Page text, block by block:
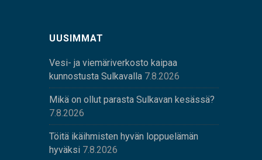
UUSIMMAT
Vesi- ja viemäriverkosto kaipaa
kunnostusta Sulkavalla 7.8.2026
Mikä on ollut parasta Sulkavan kesässä?
7.8.2026
Töitä ikäihmisten hyvän loppuelämän
hyväksi 7.8.2026